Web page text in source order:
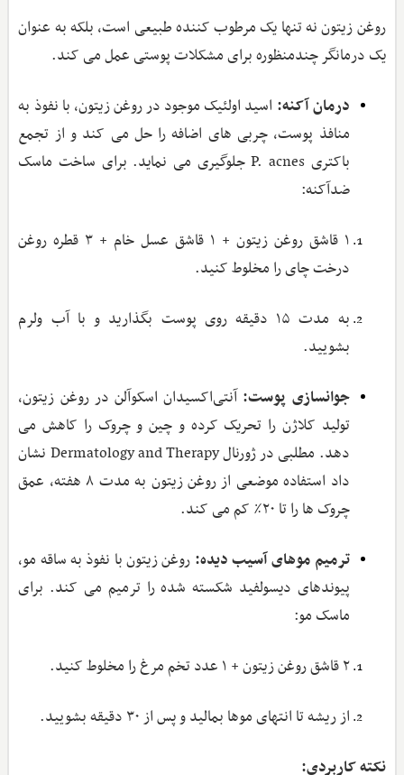
روغن زیتون نه تنها یک مرطوب ‌کننده طبیعی است، بلکه به‌ عنوان
یک درمانگر چندمنظوره برای مشکلات پوستی عمل می ‌کند.
درمان آکنه: اسید اولئیک موجود در روغن زیتون، با نفوذ به
منافذ پوست، چربی‌ های اضافه را حل می‌ کند و از تجمع
باکتری P. acnes جلوگیری می ‌نماید. برای ساخت ماسک
ضدآکنه:
۱ قاشق روغن زیتون + ۱ قاشق عسل خام + ۳ قطره روغن
درخت چای را مخلوط کنید.
به مدت ۱۵ دقیقه روی پوست بگذارید و با آب ولرم
بشویید.
جوانسازی پوست: آنتی‌اکسیدان اسکوآلن در روغن زیتون،
تولید کلاژن را تحریک کرده و چین ‌و چروک را کاهش می
‌دهد. مطلبی در ژورنال Dermatology and Therapy نشان
داد استفاده موضعی از روغن زیتون به مدت ۸ هفته، عمق
چروک ها را تا ۲۰٪ کم می ‌کند.
ترمیم موهای آسیب‌ دیده: روغن زیتون با نفوذ به ساقه مو،
پیوندهای دیسولفید شکسته شده را ترمیم می‌ کند. برای
ماسک مو:
۲ قاشق روغن زیتون + ۱ عدد تخم مرغ را مخلوط کنید.
از ریشه تا انتهای موها بمالید و پس از ۳۰ دقیقه بشویید.
نکته کاربردی: